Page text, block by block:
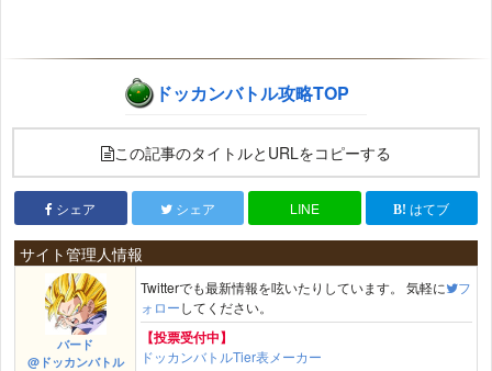
ドッカンバトル攻略TOP
この記事のタイトルとURLをコピーする
シェア シェア LINE はてブ
サイト管理人情報
バード
@ドッカンバトル
Twitterでも最新情報を呟いたりしています。 気軽に
フ
ォローしてください。
【投票受付中】
ドッカンバトルTier表メーカー